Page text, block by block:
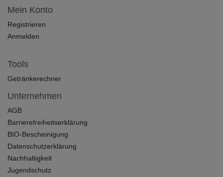
Mein Konto
Registrieren
Anmelden
Tools
Getränkerechner
Unternehmen
AGB
Barrierefreiheitserklärung
BIO-Bescheinigung
Datenschutzerklärung
Nachhaltigkeit
Jugendschutz